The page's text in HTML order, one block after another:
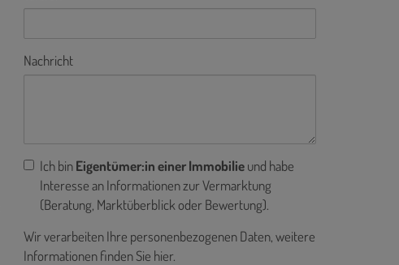
Nachricht
Ich binEigentümer:in einer Immobilieund habe
Interesse an Informationen zur Vermarktung
(Beratung, Marktüberblick oder Bewertung).
Wir verarbeiten Ihre personenbezogenen Daten, weitere
Informationen finden Sie hier.